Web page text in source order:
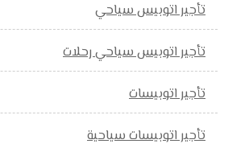
تأجير اتوبيس سياحي
تأجير اتوبيس سياحي رحلات
تأجير اتوبيسات
تأجير اتوبيسات سياحية